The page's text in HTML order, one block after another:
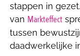
stappen in
van Markteffect
tussen
daadwerkelijke